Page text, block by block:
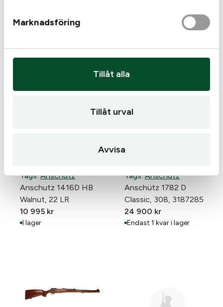
Marknadsföring
Tillåt alla
Tillåt urval
Avvisa
En vanlig jägare får ha upp till sex vapenlicenser, till
kombinationsvapen. Vill du ha fler än sex måste du
Liknande produkter
Tags:Anschütz
Anschutz 1416D HB
Walnut, 22 LR
10 995 kr
I lager
Tags:Anschütz
Anschütz 1782 D
Classic, 308, 3187285
24 900 kr
Endast 1 kvar i lager